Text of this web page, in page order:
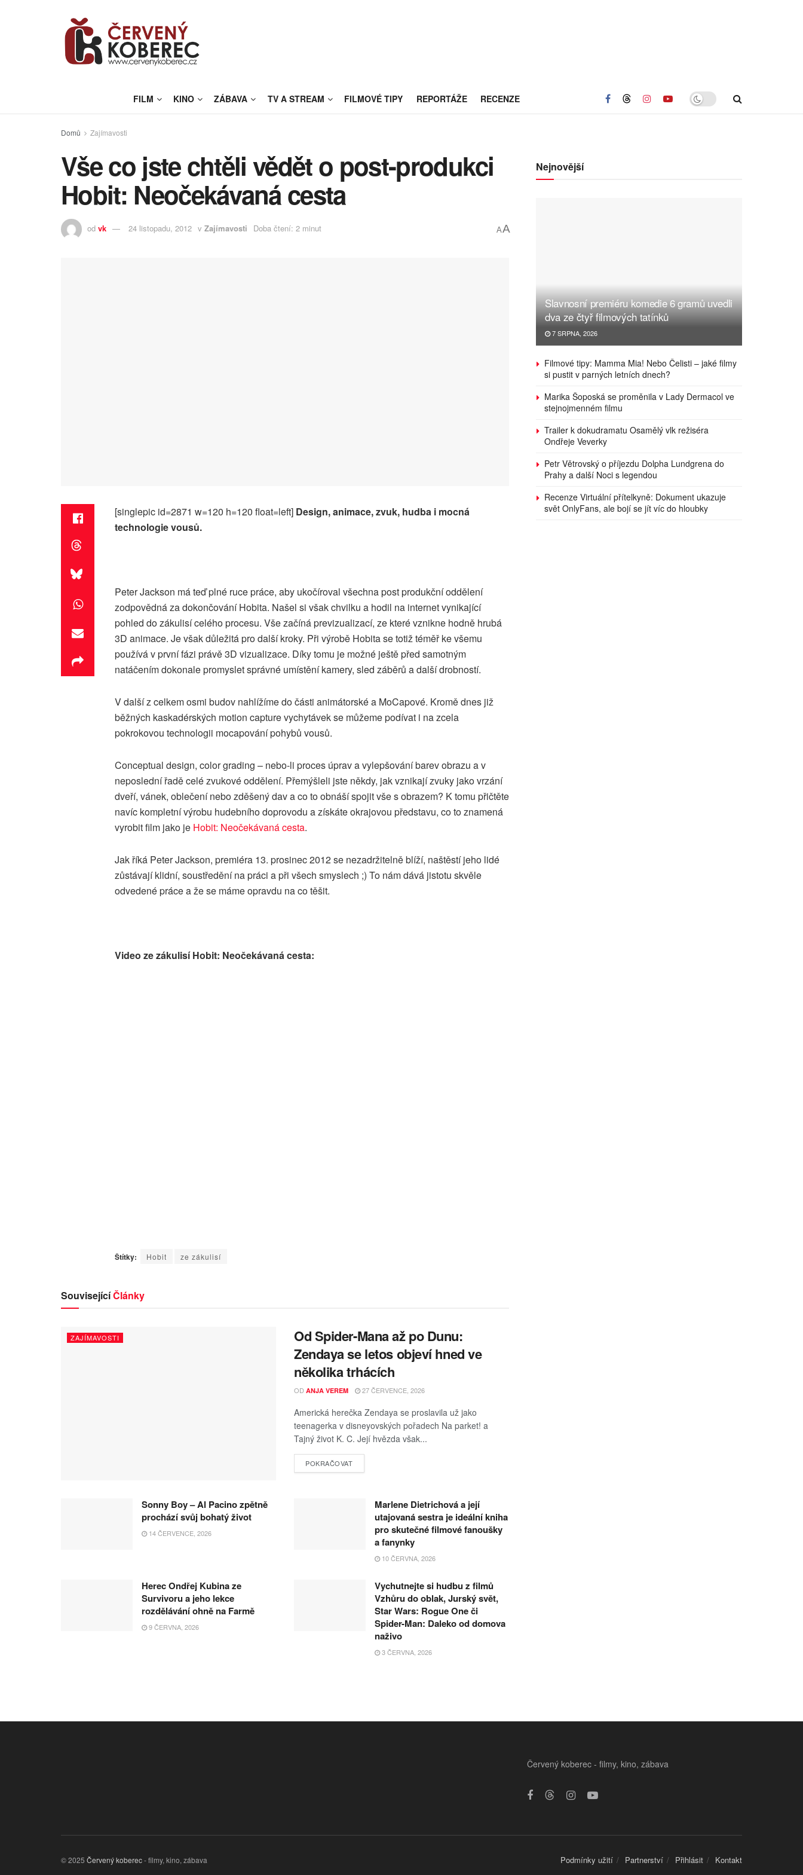
FILM KINO ZÁBAVA TV A STREAM FILMOVÉ TIPY REPORTÁŽE RECENZE
Domů Zajímavosti
Vše co jste chtěli vědět o post-produkci
Hobit: Neočekávaná cesta
od vk 24 listopadu, 2012 v Zajímavosti Doba čtení: 2 minut AA
[singlepic id=2871 w=120 h=120 float=left] Design, animace, zvuk, hudba i mocná
technologie vousů.
Peter Jackson má teď plné ruce práce, aby ukočíroval všechna post produkční oddělení
zodpovědná za dokončování Hobita. Našel si však chvilku a hodil na internet vynikající
pohled do zákulisí celého procesu. Vše začíná previzualizací, ze které vznikne hodně hrubá
3D animace. Je však důležitá pro další kroky. Při výrobě Hobita se totiž téměř ke všemu
používá v první fázi právě 3D vizualizace. Díky tomu je možné ještě před samotným
natáčením dokonale promyslet správné umístění kamery, sled záběrů a další drobností.
V další z celkem osmi budov nahlížíme do části animátorské a MoCapové. Kromě dnes již
běžných kaskadérských motion capture vychytávek se můžeme podívat i na zcela
pokrokovou technologii mocapování pohybů vousů.
Conceptual design, color grading – nebo-li proces úprav a vylepšování barev obrazu a v
neposlední řadě celé zvukové oddělení. Přemýšleli jste někdy, jak vznikají zvuky jako vrzání
dveří, vánek, oblečení nebo zděšený dav a co to obnáší spojit vše s obrazem? K tomu přičtěte
navíc kompletní výrobu hudebního doprovodu a získáte okrajovou představu, co to znamená
vyrobit film jako je Hobit: Neočekávaná cesta.
Jak říká Peter Jackson, premiéra 13. prosinec 2012 se nezadržitelně blíží, naštěstí jeho lidé
zůstávají klidní, soustředění na práci a při všech smyslech ;) To nám dává jistotu skvěle
odvedené práce a že se máme opravdu na co těšit.
Video ze zákulisí Hobit: Neočekávaná cesta:
Štítky: Hobit ze zákulisí
SouvisejícíČlánky
ZAJÍMAVOSTI
Od Spider-Mana až po Dunu:
Zendaya se letos objeví hned ve
několika trhácích
OD ANJA VEREM 27 ČERVENCE, 2026
Americká herečka Zendaya se proslavila už jako
teenagerka v disneyovských pořadech Na parket! a
Tajný život K. C. Její hvězda však...
POKRAČOVAT
Sonny Boy – Al Pacino zpětně
prochází svůj bohatý život
14 ČERVENCE, 2026
Marlene Dietrichová a její
utajovaná sestra je ideální kniha
pro skutečné filmové fanoušky
a fanynky
10 ČERVNA, 2026
Herec Ondřej Kubina ze
Survivoru a jeho lekce
rozdělávání ohně na Farmě
9 ČERVNA, 2026
Vychutnejte si hudbu z filmů
Vzhůru do oblak, Jurský svět,
Star Wars: Rogue One či
Spider-Man: Daleko od domova
naživo
3 ČERVNA, 2026
Nejnovější
Slavnosní premiéru komedie 6 gramů uvedli
dva ze čtyř filmových tatínků
7 SRPNA, 2026
Filmové tipy: Mamma Mia! Nebo Čelisti – jaké filmy
si pustit v parných letních dnech?
Marika Šoposká se proměnila v Lady Dermacol ve
stejnojmenném filmu
Trailer k dokudramatu Osamělý vlk režiséra
Ondřeje Veverky
Petr Větrovský o příjezdu Dolpha Lundgrena do
Prahy a další Noci s legendou
Recenze Virtuální přítelkyně: Dokument ukazuje
svět OnlyFans, ale bojí se jít víc do hloubky
Červený koberec - filmy, kino, zábava
Podmínky užití Partnerství Přihlásit Kontakt
© 2025 Červený koberec- filmy, kino, zábava